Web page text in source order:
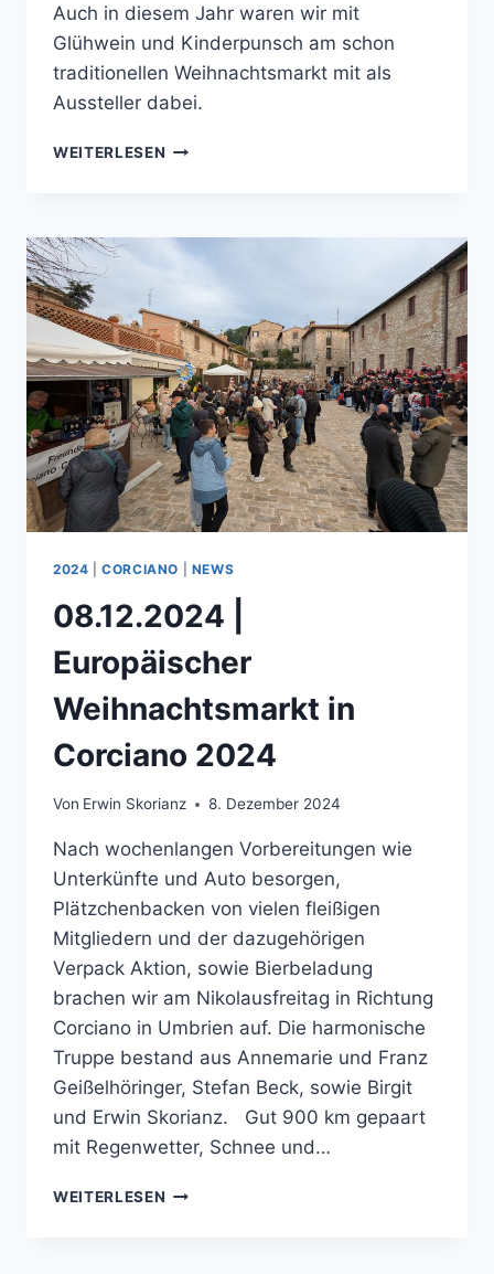
Auch in diesem Jahr waren wir mit
Glühwein und Kinderpunsch am schon
traditionellen Weihnachtsmarkt mit als
Aussteller dabei.
WEITERLESEN 14.12.2024
PENTLING
2024 |CORCIANO NEWS
08.12.2024 |
Europäischer
Weihnachtsmarkt in
Corciano 2024
Von Erwin Skorianz 8. Dezember 2024
Nach wochenlangen Vorbereitungen wie
Unterkünfte und Auto besorgen,
Plätzchenbacken von vielen fleißigen
Mitgliedern und der dazugehörigen
Verpack Aktion, sowie Bierbeladung
brachen wir am Nikolausfreitag in Richtung
Corciano in Umbrien auf. Die harmonische
Truppe bestand aus Annemarie und Franz
Geißelhöringer, Stefan Beck, sowie Birgit
und Erwin Skorianz. Gut 900 km gepaart
mit Regenwetter, Schnee und…
WEITERLESEN 08.12.2024